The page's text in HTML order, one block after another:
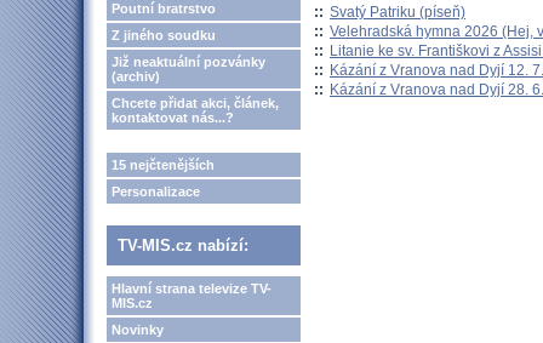
Poutní bratrstvo
Z jiného soudku
Již neaktuální pozvánky
(archiv)
Chcete přidat akci, článek,
kontaktovat nás...?
15 nejčtenějších
Personalizace
TV-MIS.cz nabízí:
Hlavní strana televize TV-
MIS.cz
Novinky
:: Svatý Patriku (píseň)
:: Velehradská hymna 2026 (Hej,
:: Litanie ke sv. Františkovi z
:: Kázání z Vranova nad Dyjí 12.
:: Kázání z Vranova nad Dyjí 28.